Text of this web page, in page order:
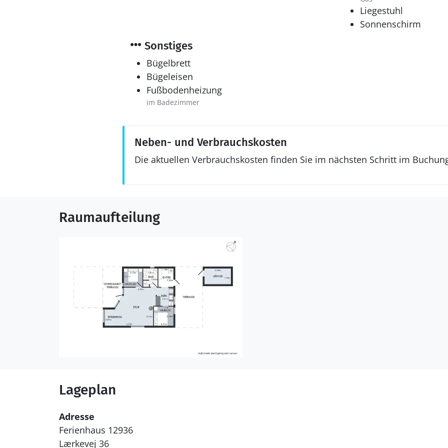
Liegestuhl
Sonnenschirm
Sonstiges
Bügelbrett
Bügeleisen
Fußbodenheizung
im Badezimmer
Neben- und Verbrauchskosten
Die aktuellen Verbrauchskosten finden Sie im nächsten Schritt im
Raumaufteilung
Lageplan
Adresse
Ferienhaus 12936
Lærkevej 36